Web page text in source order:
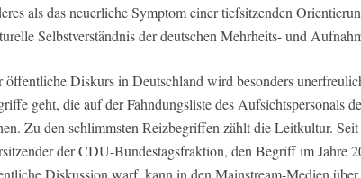
als das neuerliche Symptom einer tiefsitzenden
Selbstverständnis der deutschen Mehrheits- und
öffentliche Diskurs in Deutschland wird besonders
geht, die auf der Fahndungsliste des Aufsichtspersonals
Zu den schlimmsten Reizbegriffen zählt die Leitkultur.
der CDU-Bundestagsfraktion, den Begriff im Jahre